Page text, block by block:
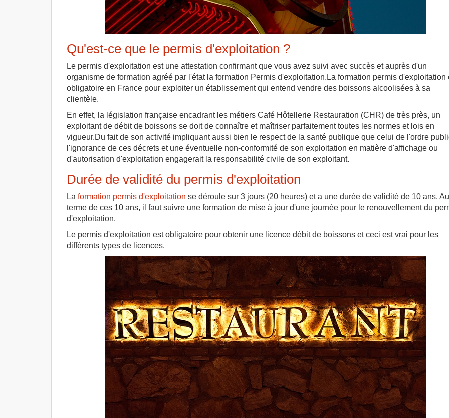
Qu'est-ce que le permis d'exploitation ?
Le permis d'exploitation est une attestation confirmant que vous avez suivi avec succès et auprès d'un
organisme de formation agréé par l'état la formation Permis d'exploitation.La formation permis d'exploitation
obligatoire en France pour exploiter un établissement qui entend vendre des boissons alcoolisées à sa
clientèle.
En effet, la législation française encadrant les métiers Café Hôtellerie Restauration (CHR) de très près, un
exploitant de débit de boissons se doit de connaître et maîtriser parfaitement toutes les normes et lois en
vigueur.Du fait de son activité impliquant aussi bien le respect de la santé publique que celui de l'ordre
l'ignorance de ces décrets et une éventuelle non-conformité de son exploitation en matière d'affichage ou
d'autorisation d'exploitation engagerait la responsabilité civile de son exploitant.
Durée de validité du permis d'exploitation
La formation permis d'exploitation se déroule sur 3 jours (20 heures) et a une durée de validité de 10 ans. Au
terme de ces 10 ans, il faut suivre une formation de mise à jour d'une journée pour le renouvellement du
d'exploitation.
Le permis d'exploitation est obligatoire pour obtenir une licence débit de boissons et ceci est vrai pour les
différents types de licences.